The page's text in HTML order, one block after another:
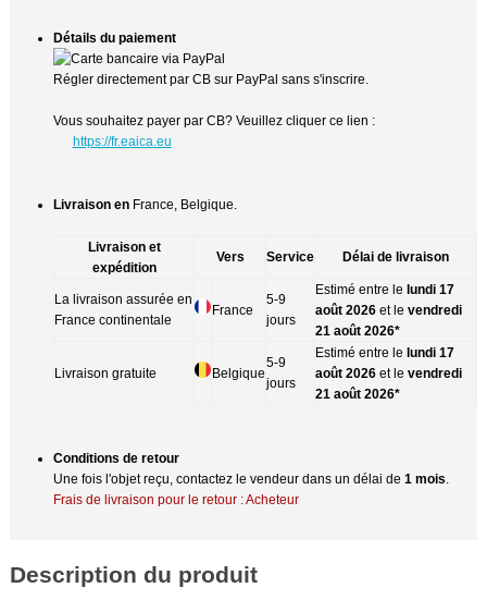
Détails du paiement
Régler directement par CB sur PayPal sans s'inscrire.
Vous souhaitez payer par CB? Veuillez cliquer ce lien :
https://fr.eaica.eu
Livraison en France, Belgique.
Livraison et
expédition
Vers Service Délai de livraison
La livraison assurée en
France continentale
France
5-9
jours
Estimé entre le lundi 17
août 2026 et levendredi
21 août 2026*
Livraison gratuite Belgique
5-9
jours
Estimé entre le lundi 17
août 2026 et levendredi
21 août 2026*
Conditions de retour
Une fois l'objet reçu, contactez le vendeur dans un délai de1 mois
Frais de livraison pour le retour : Acheteur
Description du produit